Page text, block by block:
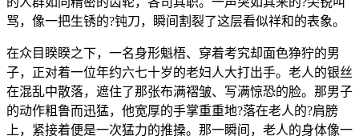
骂，像一把生锈的?钝刀，瞬间割裂了这层看似祥和的表象。
在众目睽睽之下，一名身形魁梧、穿着考究却面色狰狞的男
子，正对着一位年约六七十岁的老妇人大打出手。老人的银丝
在混乱中散落，遮住了那张布满褶皱、写满惊恐的脸。那男子
的动作粗鲁而迅猛，他宽厚的手掌重重地?落在老人的?肩膀
上，紧接着便是一次猛力的推搡。那一瞬间，老人的身体像一